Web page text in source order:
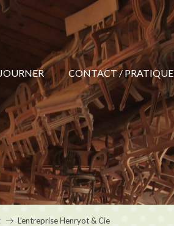
CONTACT / PRATIQUE
L’entreprise Henryot & Cie
& Cie